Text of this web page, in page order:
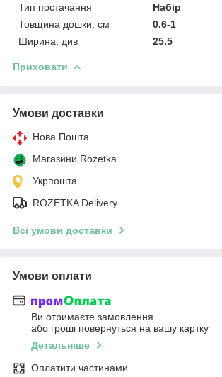
Тип постачання
Набір
Товщина дошки, см
0.6-1
Ширина, див
25.5
Приховати
Умови доставки
Нова Пошта
Магазини Rozetka
Укрпошта
ROZETKA Delivery
Всі умови доставки
Умови оплати
Ви отримаєте замовлення
або гроші повернуться на вашу картку
Детальніше
Оплатити частинами